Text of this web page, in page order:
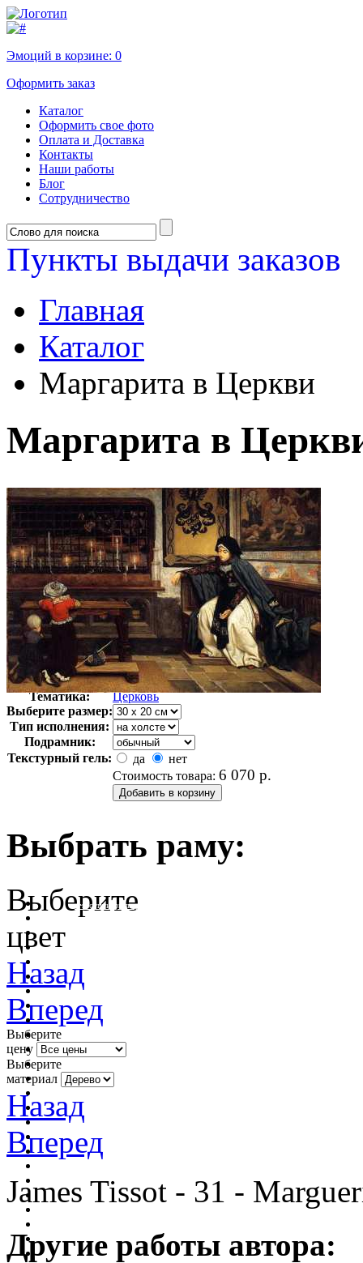
Эмоций в корзине: 0
Оформить заказ
Каталог
Оформить свое фото
Оплата и Доставка
Контакты
Наши работы
Блог
Сотрудничество
Пункты выдачи заказов
Главная
Каталог
Маргарита в Церкви
Маргарита в
Автор:
Тиссо Джемс
Арт-стиль
Классицизм
Тематика:
Церковь
Выберите размер:
Тип исполнения:
Подрамник:
Текстурный гель:
да
нет
Стоимость товара: 6 070 р.
Выбрать раму:
очистить фильтр цвета
Выберите
цвет
Назад
Вперед
Выберите
цену
Выберите
материал
Назад
Вперед
James Tissot - 31 -
Другие работы автора: